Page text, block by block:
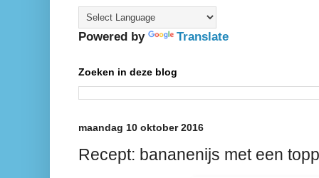
Powered by Translate
Zoeken in deze blog
maandag 10 oktober 2016
Recept: bananenijs met een